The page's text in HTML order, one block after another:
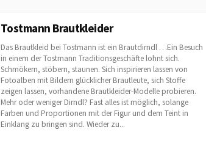
E
O
R
I
E
Tostmann Brautkleider
Das Brautkleid bei Tostmann ist ein Brautdirndl …Ein Besuch
in einem der Tostmann Traditionsgeschäfte lohnt sich.
Schmökern, stöbern, staunen. Sich inspirieren lassen von
Fotoalben mit Bildern glücklicher Brautleute, sich Stoffe
zeigen lassen, vorhandene Brautkleider-Modelle probieren.
Mehr oder weniger Dirndl? Fast alles ist möglich, solange
Farben und Proportionen mit der Figur und dem Teint in
Einklang zu bringen sind. Wieder zu...